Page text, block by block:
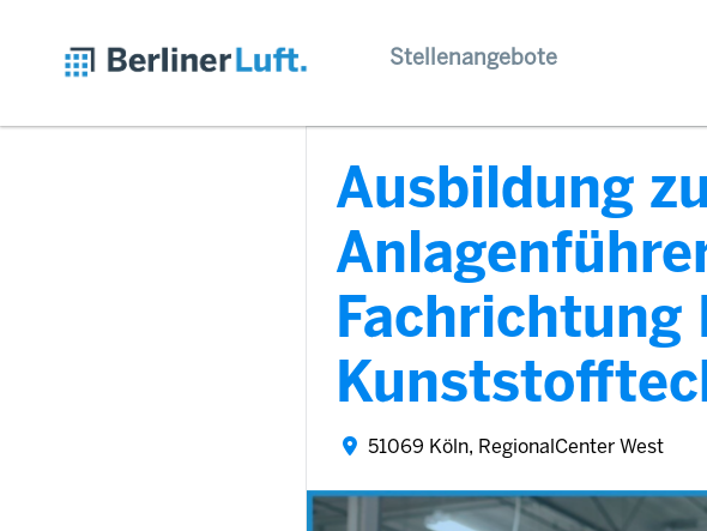
Stellenangebote
Ausbildung
Fachrichtung
51069 Köln, RegionalCenter West